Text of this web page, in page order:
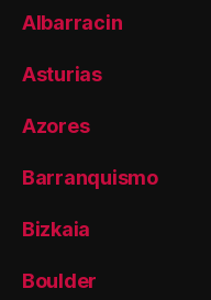
Albarracin
Asturias
Azores
Barranquismo
Bizkaia
Boulder